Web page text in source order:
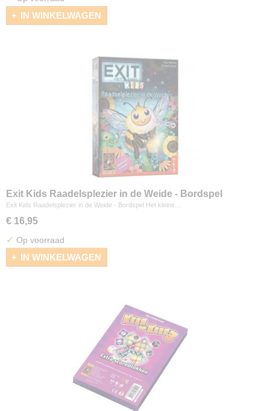
IN WINKELWAGEN
Exit Kids Raadelsplezier in de Weide - Bordspel
Exit Kids Raadelsplezier in de Weide - Bordspel Het kleine…
€ 16,95
✓ Op voorraad
IN WINKELWAGEN